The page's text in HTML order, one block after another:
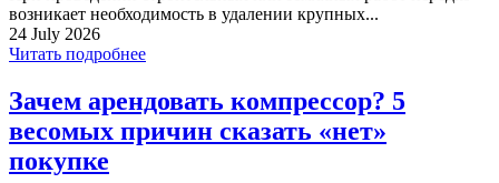
возникает необходимость в удалении крупных...
24 July 2026
Читать подробнее
Зачем арендовать компрессор? 5
весомых причин сказать «нет»
покупке